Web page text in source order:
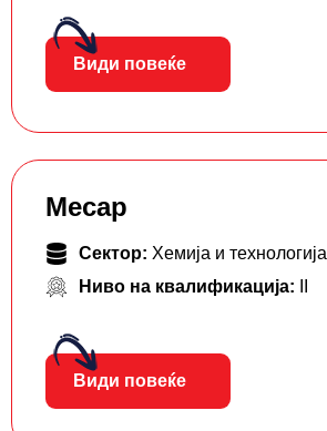
Види повеќе
Месар
Сектор: Хемија и технологија
Ниво на квалификација:
Види повеќе